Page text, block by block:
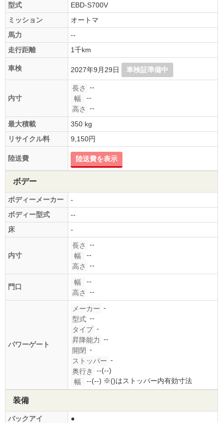
型式
EBD-S700V
ミッション
オートマ
馬力
--
走行距離
1千km
車検 2027年9月29日 車検証準備中
内寸
長さ
--
幅
--
高さ
--
最大積載
350 kg
リサイクル料
9,150円
陸送費 陸送費を表示
ボデー
ボディーメーカー
-
ボディー型式
--
床
-
内寸
長さ
--
幅
--
高さ
--
門口
幅
--
高さ
--
パワーゲート
メーカー -
型式 --
タイプ -
昇降能力 --
開閉 -
ストッパー -
奥行き
--(--)
幅
--(--) ※()はストッパー内有効寸法
装備
バックアイ
●